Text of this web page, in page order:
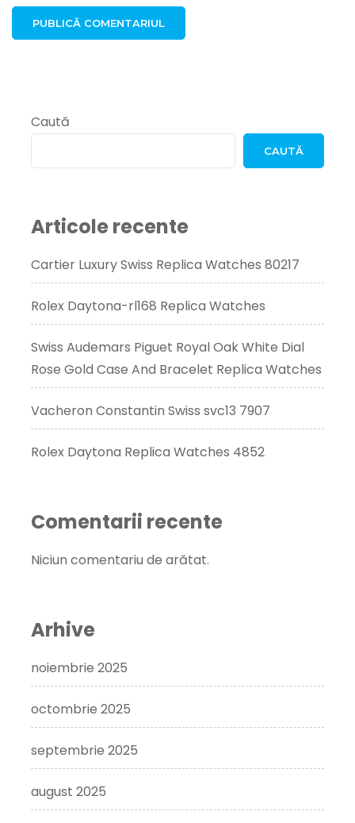
Caută
CAUTĂ
Articole recente
Cartier Luxury Swiss Replica Watches 80217
Rolex Daytona-rl168 Replica Watches
Swiss Audemars Piguet Royal Oak White Dial
Rose Gold Case And Bracelet Replica Watches
Vacheron Constantin Swiss svc13 7907
Rolex Daytona Replica Watches 4852
Comentarii recente
Niciun comentariu de arătat.
Arhive
noiembrie 2025
octombrie 2025
septembrie 2025
august 2025